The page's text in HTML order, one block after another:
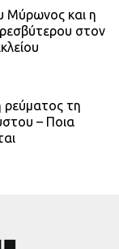
Μύρωνος και η
στον
ρεύματος τη
– Ποια